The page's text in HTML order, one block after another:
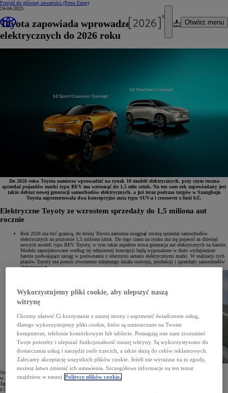
Przejdź do głównej zawartości (Press Enter)
Otwórz menu
24-04-2023
Toyota zapowiada wprowadzenie 10 modeli
elektrycznych do 2026 roku
Do 2026 roku Toyota zamierza wprowadzić na rynek 10 modeli elektrycznych, przy czym roczna
sprzedaż pojazdów marki typu BEV ma wzrosnąć do 1,5 mln sztuk. Na ten sam rok zapowiadany jest
także debiut nowej generacji samochodów elektrycznych, a już teraz podczas targów w Szanghaju
Toyota zaprezentowała dwa koncepcyjne auta typu SUV-a i crossover z linii bZ.
Elektryczne Toyoty ze wzrostem sprzedaży do 1,5 miliona aut
rocznie
Rok 2026 ma być granicą, do której Toyota zamierza osiągnąć roczną sprzedaż samochodów
elektrycznych na poziomie 1,5 miliona sztuk. Do tego czasu na rynku ma się pojawić aż dziesięć
nowych modeli typu BEV Toyoty, w tym także zupełnie nowa generacja aut elektrycznych na baterie.
Modele zaprojektowane według tej odmiennej koncepcji będą wyposażone w dużo wydajniejsze
baterie podwajające zasięg w porównaniu z obecnymi autami elektrycznymi marki. W realizacji tych
planów Toyoty ma pomóc stworzenie odrębnego działu rozwoju, produkcji i sprzedaży samochodów
elektrycznych.
Strategia wprowadzania na rynek elektrycznych samochodów na baterie będzie miała różny przebieg
w poszczególnych regionach. Znaczne rozszerzenie oferty Toyoty z napędem BEV ma nastąpić w Europie,
Japonii, Chinach i USA, gdzie w pierwszej kolejności do sprzedaży zostaną wprowadzone kolejne modele
z linii bZ, a dopiero potem auta nowej generacji.
Wykorzystujemy pliki cookie, aby ulepszyć naszą
witrynę
Chcemy ułatwić Ci korzystanie z naszej strony i usprawnić świadczenie usług,
dlatego wykorzystujemy pliki cookie, które są umieszczane na Twoim
komputerze, telefonie komórkowym lub tablecie. Pomagają one nam zrozumieć
Twoje potrzeby i ulepszać funkcjonalność naszej witryny. Są wykorzystywane do
dostarczania usług i narzędzi osób trzecich, a także służą do celów reklamowych.
Zalecamy akceptację wszystkich plików cookie. Jeżeli nie wyrażasz na to zgody,
możesz łatwo zmienić ich ustawienia. Szczegółowe informacje na ten temat
znajdziesz w naszej Polityce plików cookie.